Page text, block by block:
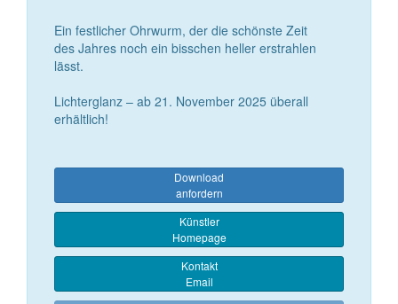
Ein festlicher Ohrwurm, der die schönste Zeit
des Jahres noch ein bisschen heller erstrahlen
lässt.
Lichterglanz – ab 21. November 2025 überall
erhältlich!
Download
anfordern
Künstler
Homepage
Kontakt
Email